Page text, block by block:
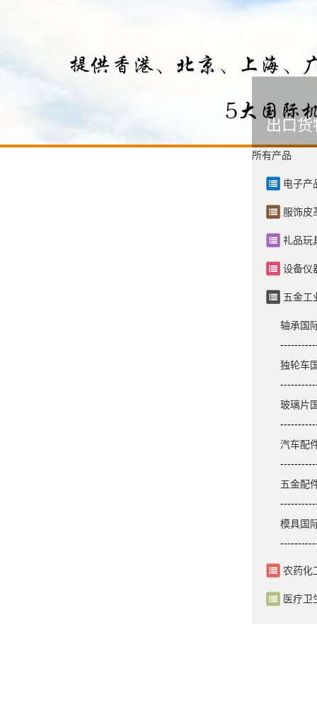
出口货
所有产品
电子产
服饰皮
礼品玩
设备仪
五金工
轴承国
独轮车
玻璃片
汽车配
五金配
模具国
农药化
医疗卫